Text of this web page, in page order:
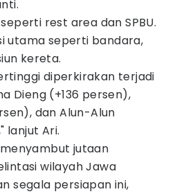
rest area dan SPBU.
utama seperti bandara,
kereta.
diperkirakan terjadi
Dieng (+136 persen),
dan Alun-Alun
lanjut Ari.
jutaan
wilayah Jawa
segala persiapan ini,